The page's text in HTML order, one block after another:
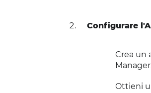
Configurare
Crea un
Ottieni